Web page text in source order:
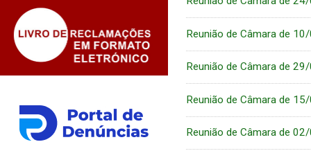
Reunião de Câmara de
Reunião de Câmara de
Reunião de Câmara de
Reunião de Câmara de